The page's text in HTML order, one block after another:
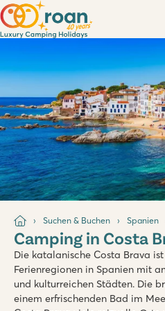
Suchen & Buchen Spanien
Camping in Costa
Die katalanische Costa Brava
Ferienregionen in Spanien mit
und kulturreichen Städten. Die
einem erfrischenden Bad im